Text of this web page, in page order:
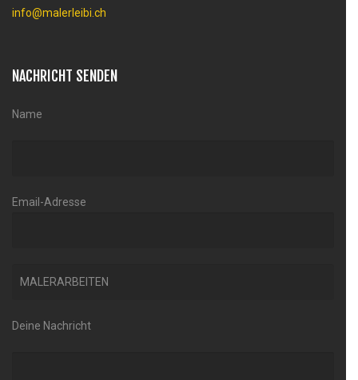
info@malerleibi.ch
NACHRICHT SENDEN
Name
Email-Adresse
Deine Nachricht